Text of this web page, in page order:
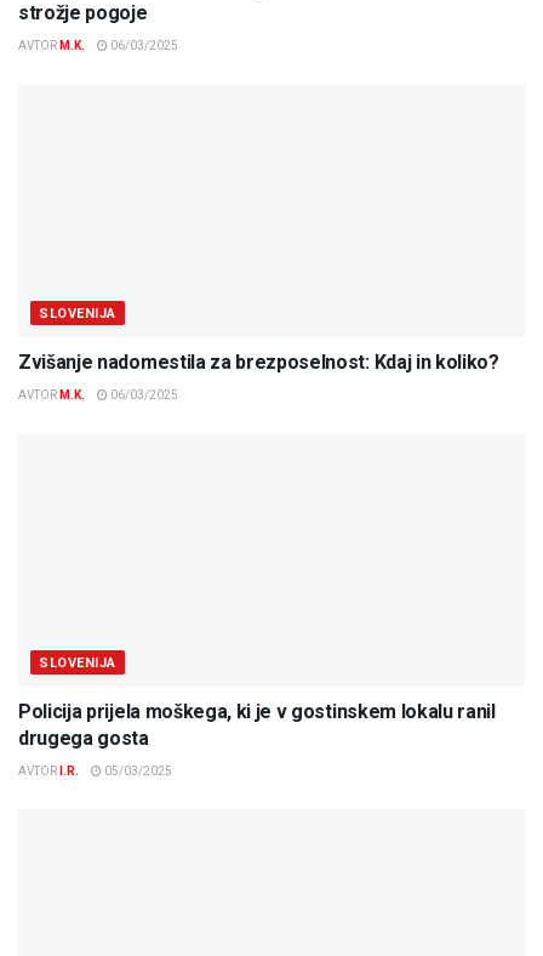
strožje pogoje
AVTOR M.K. 06/03/2025
SLOVENIJA
Zvišanje nadomestila za brezposelnost: Kdaj in koliko?
AVTOR M.K. 06/03/2025
SLOVENIJA
Policija prijela moškega, ki je v gostinskem lokalu ranil
drugega gosta
AVTOR I.R. 05/03/2025